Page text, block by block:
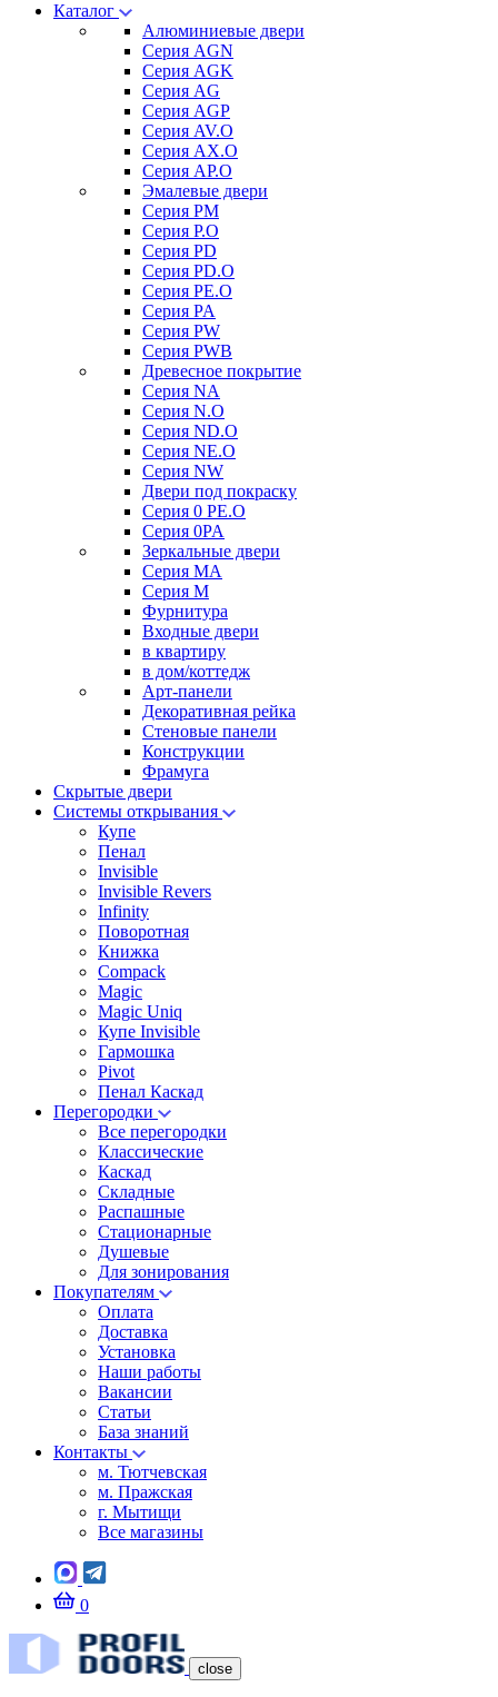
Каталог
Алюминиевые двери
Серия AGN
Серия AGK
Серия AG
Серия AGP
Серия AV.O
Серия AX.O
Серия AP.O
Эмалевые двери
Серия PM
Серия P.O
Серия PD
Серия PD.O
Серия PE.O
Серия PA
Серия PW
Серия PWB
Древесное покрытие
Серия NA
Серия N.O
Серия ND.O
Серия NE.O
Серия NW
Двери под покраску
Серия 0 PE.O
Серия 0PA
Зеркальные двери
Серия MA
Серия M
Фурнитура
Входные двери
в квартиру
в дом/коттедж
Арт-панели
Декоративная рейка
Стеновые панели
Конструкции
Фрамуга
Скрытые двери
Системы открывания
Купе
Пенал
Invisible
Invisible Revers
Infinity
Поворотная
Книжка
Compack
Magic
Magic Uniq
Купе Invisible
Гармошка
Pivot
Пенал Каскад
Перегородки
Все перегородки
Классические
Каскад
Складные
Распашные
Стационарные
Душевые
Для зонирования
Покупателям
Оплата
Доставка
Установка
Наши работы
Вакансии
Статьи
База знаний
Контакты
м. Тютчевская
м. Пражская
г. Мытищи
Все магазины
0
close